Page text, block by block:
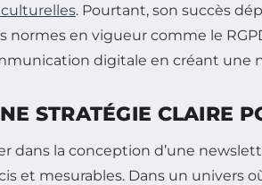
. Pourtant, son succès
normes en vigueur comme le
digitale en créant une
STRATÉGIE CLAIRE
dans la conception d’une
et mesurables. Dans un univers